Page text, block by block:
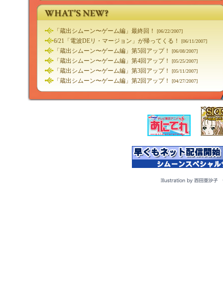
「蔵出シムーン〜ゲーム編」最終回！ [06/22/2007]
6/21「電波DEリ・マージョン」が帰ってくる！ [06/11/2007]
「蔵出シムーン〜ゲーム編」第5回アップ！ [06/08/2007]
「蔵出シムーン〜ゲーム編」第4回アップ！ [05/25/2007]
「蔵出シムーン〜ゲーム編」第3回アップ！ [05/11/2007]
「蔵出シムーン〜ゲーム編」第2回アップ！ [04/27/2007]